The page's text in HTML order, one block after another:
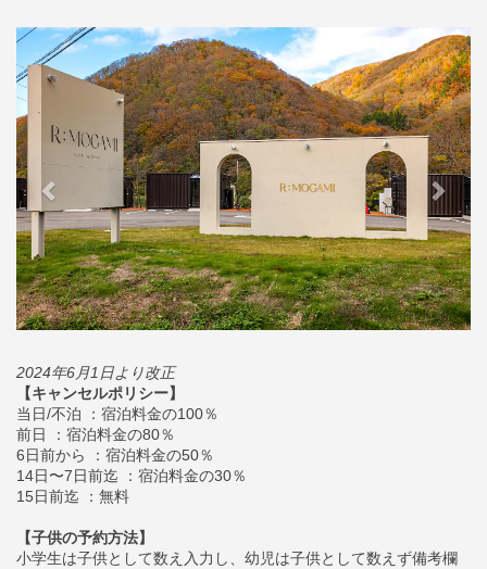
Previous Next
2024年6月1日より改正
【キャンセルポリシー】
当日/不泊 ：宿泊料金の100％
前日 ：宿泊料金の80％
6日前から ：宿泊料金の50％
14日〜7日前迄 ：宿泊料金の30％
15日前迄 ：無料
【子供の予約方法】
小学生は子供として数え入力し、幼児は子供として数えず備考欄